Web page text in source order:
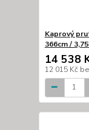
Kaprový
366cm /
14 538
12 015 Kč